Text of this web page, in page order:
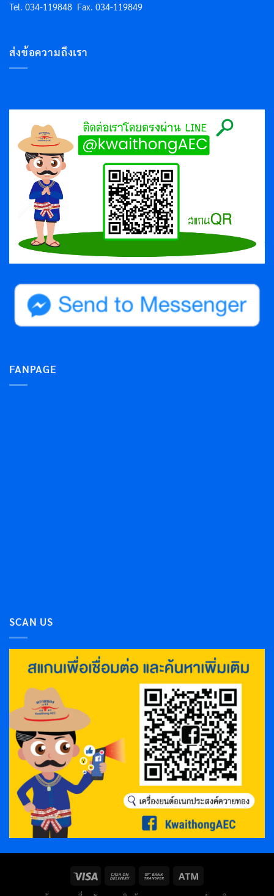
Tel. 034-119848 Fax. 034-119849
ส่งข้อความถึงเรา
FANPAGE
SCAN US